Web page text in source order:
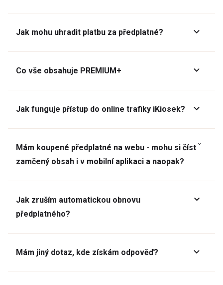
Jak mohu uhradit platbu za předplatné?
Co vše obsahuje PREMIUM+
Jak funguje přístup do online trafiky iKiosek?
Mám koupené předplatné na webu - mohu si číst
zamčený obsah i v mobilní aplikaci a naopak?
Jak zruším automatickou obnovu
předplatného?
Mám jiný dotaz, kde získám odpověď?